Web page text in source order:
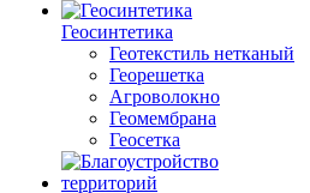
Геосинтетика
Геотекстиль нетканый
Георешетка
Агроволокно
Геомембрана
Геосетка